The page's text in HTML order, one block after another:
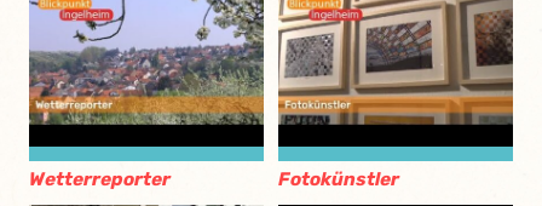
Wetterreporter Fotokünstler